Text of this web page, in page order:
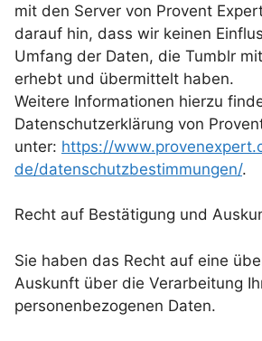
mit den Server von Provent
darauf hin, dass wir keinen
Umfang der Daten, die Tumblr
erhebt und übermittelt haben.
Weitere Informationen hierzu
Datenschutzerklärung von
unter: https://
de/datenschutzbestimmungen/.
Recht auf Bestätigung und
Sie haben das Recht auf eine
Auskunft über die Verarbeitung
personenbezogenen Daten.